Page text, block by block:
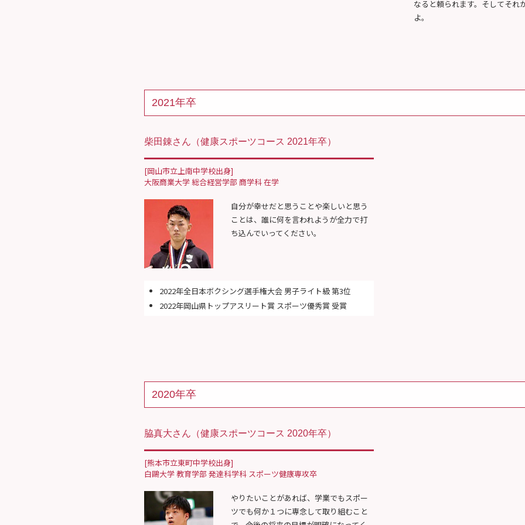
なると頼られます。そしてそれ
よ。
2021年卒
柴田錬さん （健康スポーツコース 2021年卒）
[岡山市立上南中学校出身]
大阪商業大学 総合経営学部 商学科 在学
自分が幸せだと思うことや楽しいと思う
ことは、誰に何を言われようが全力で打
ち込んでいってください。
2022年全日本ボクシング選手権大会 男子ライト級 第3位
2022年岡山県トップアスリート賞 スポーツ優秀賞 受賞
2020年卒
脇真大さん （健康スポーツコース 2020年卒）
[熊本市立東町中学校出身]
白鷗大学 教育学部 発達科学科 スポーツ健康専攻卒
やりたいことがあれば、学業でもスポー
ツでも何か１つに専念して取り組むこと